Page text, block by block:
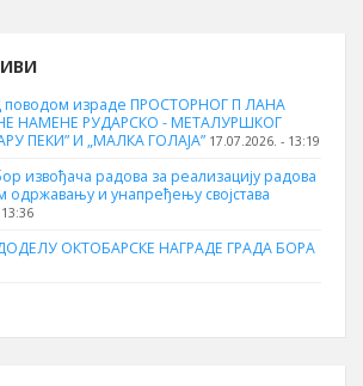
израде ПРОСТОРНОГ П ЛАНА
НАМЕНЕ РУДАРСКО - МЕТАЛУРШКОГ
ПЕКИ” И „МАЛКА ГОЛАЈА” 17.07.2026. - 13:19
извођача радова за реализацију радова
одржавању и унапређењу својстава
ОКТOБАРСКЕ НАГРАДЕ ГРАДА БОРА